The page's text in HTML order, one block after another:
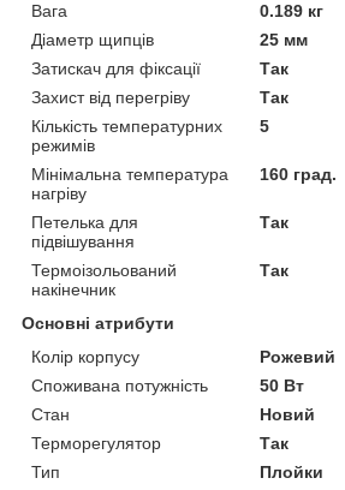
Вага
0.189 кг
Діаметр щипців
25 мм
Затискач для фіксації
Так
Захист від перегріву
Так
Кількість температурних
режимів
5
Мінімальна температура
нагріву
160 град.
Петелька для
підвішування
Так
Термоізольований
накінечник
Так
Основні атрибути
Колір корпусу
Рожевий
Споживана потужність
50 Вт
Стан
Новий
Терморегулятор
Так
Тип
Плойки